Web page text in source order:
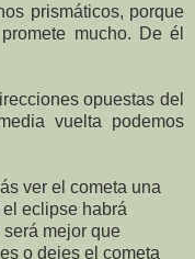
prismáticos, porque
mucho. De él
opuestas del
vuelta podemos
ver el cometa una
eclipse habrá
mejor que
o dejes el cometa